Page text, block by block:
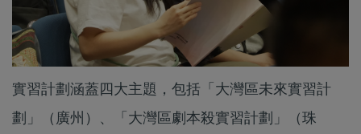
實習計劃涵蓋四大主題，包括「大灣區未來實習計
劃」（廣州）、「大灣區劇本殺實習計劃」（珠